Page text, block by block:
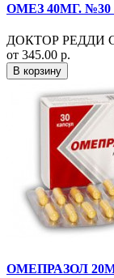
ОМЕЗ 40МГ.
ДОКТОР РЕДДИ
от 345.00 р.
В корзину
ОМЕПРАЗОЛ